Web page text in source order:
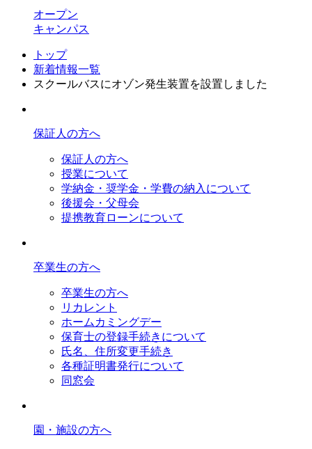
オープン
キャンパス
トップ
新着情報一覧
スクールバスにオゾン発生装置を設置しました
保証人の方へ
保証人の方へ
授業について
学納金・奨学金・学費の納入について
後援会・父母会
提携教育ローンについて
卒業生の方へ
卒業生の方へ
リカレント
ホームカミングデー
保育士の登録手続きについて
氏名、住所変更手続き
各種証明書発行について
同窓会
園・施設の方へ